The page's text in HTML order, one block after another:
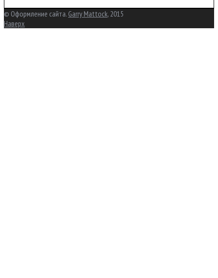
© Оформление сайта. Garry Mattock, 2015
Наверх